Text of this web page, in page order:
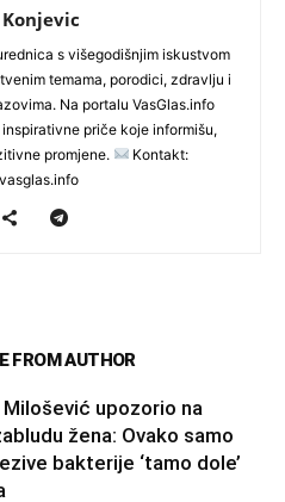
s višegodišnjim iskustvom
temama, porodici, zdravlju i
Na portalu VasGlas.info
priče koje informišu,
promjene.
Kontakt:
FROM AUTHOR
upozorio na
žena: Ovako samo
bakterije ‘tamo dole’